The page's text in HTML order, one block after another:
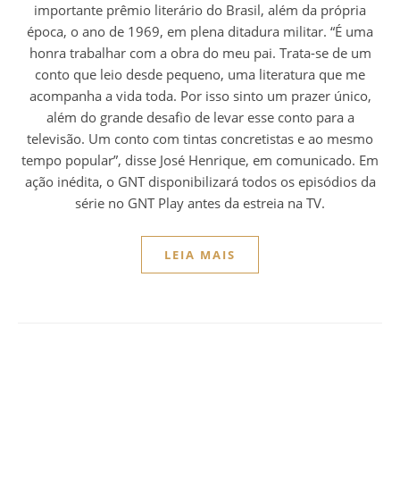
importante prêmio literário do Brasil, além da própria
época, o ano de 1969, em plena ditadura militar. “É uma
honra trabalhar com a obra do meu pai. Trata-se de um
conto que leio desde pequeno, uma literatura que me
acompanha a vida toda. Por isso sinto um prazer único,
além do grande desafio de levar esse conto para a
televisão. Um conto com tintas concretistas e ao mesmo
tempo popular”, disse José Henrique, em comunicado. Em
ação inédita, o GNT disponibilizará todos os episódios da
série no GNT Play antes da estreia na TV.
LEIA MAIS